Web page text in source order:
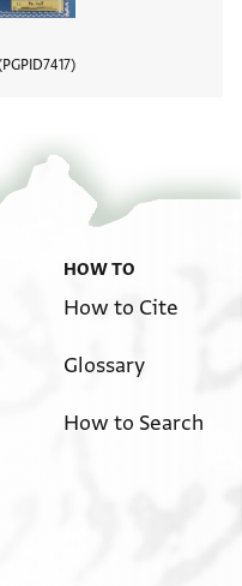
PGPID7417
HOW TO
How to Cite
Glossary
How to Search